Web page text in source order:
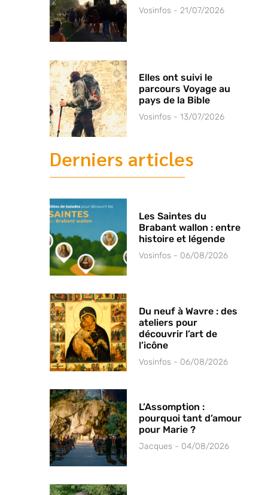
Vosinfos 21/07/2026
Elles ont suivi le
parcours Voyage au
pays de la Bible
Vosinfos 13/07/2026
Derniers articles
Les Saintes du
Brabant wallon : entre
histoire et légende
Vosinfos 06/08/2026
Du neuf à Wavre : des
ateliers pour
découvrir l’art de
l’icône
Vosinfos 06/08/2026
L’Assomption :
pourquoi tant d’amour
pour Marie ?
Jacques 04/08/2026